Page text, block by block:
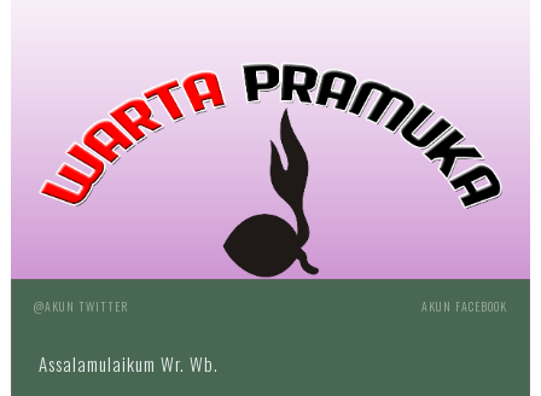
@AKUN TWITTER AKUN FACEBOOK
Assalamulaikum Wr. Wb.